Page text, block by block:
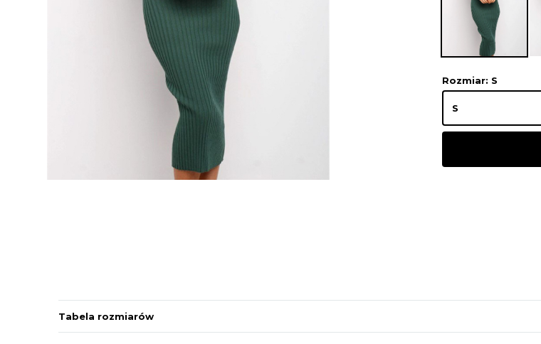
Rozmiar: S
Tabela rozmiarów